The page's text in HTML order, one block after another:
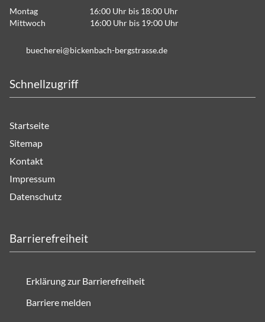
Montag 16:00 Uhr bis 18:00 Uhr
Mittwoch 16:00 Uhr bis 19:00 Uhr
b ch r b ck nb ch-b rgstr ss d
Schnellzugriff
Startseite
Sitemap
Kontakt
Impressum
Datenschutz
Barrierefreiheit
Erklärung zur Barrierefreiheit
Barriere melden